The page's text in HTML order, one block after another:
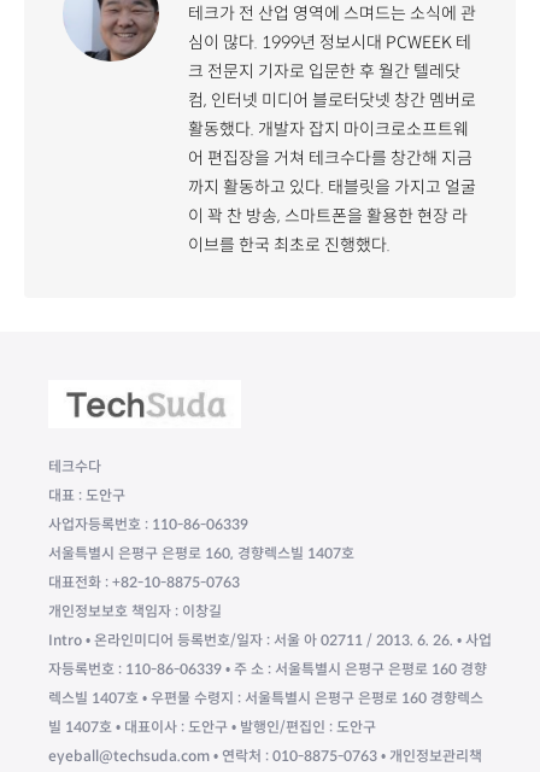
테크가 전 산업 영역에 스며드는 소식에 관
심이 많다. 1999년 정보시대 PCWEEK 테
크 전문지 기자로 입문한 후 월간 텔레닷
컴, 인터넷 미디어 블로터닷넷 창간 멤버로
활동했다. 개발자 잡지 마이크로소프트웨
어 편집장을 거쳐 테크수다를 창간해 지금
까지 활동하고 있다. 태블릿을 가지고 얼굴
이 꽉 찬 방송, 스마트폰을 활용한 현장 라
이브를 한국 최초로 진행했다.
테크수다
대표 : 도안구
사업자등록번호 : 110-86-06339
서울특별시 은평구 은평로 160, 경향렉스빌 1407호
대표전화 : +82-10-8875-0763
개인정보보호 책임자 : 이창길
Intro • 온라인미디어 등록번호/일자 : 서울 아 02711 / 2013. 6. 26. • 사업
자등록번호 : 110-86-06339 • 주 소 : 서울특별시 은평구 은평로 160 경향
렉스빌 1407호 • 우편물 수령지 : 서울특별시 은평구 은평로 160 경향렉스
빌 1407호 • 대표이사 : 도안구 • 발행인/편집인 : 도안구
eyeball@techsuda.com • 연락처 : 010-8875-0763 • 개인정보관리책